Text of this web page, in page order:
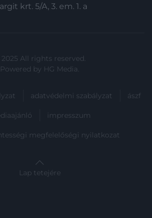
krt. 5/A, 3. em. 1. a
2025 All rights reserved.
Powered by HG Media.
adatvédelmi szabályzat ászf
impresszum
megfelelőségi nyilatkozat
Lap tetejére